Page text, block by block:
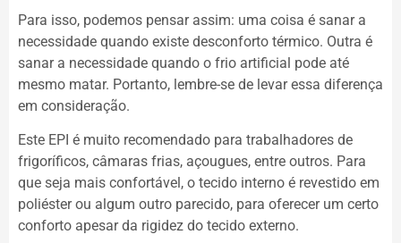
Para isso, podemos pensar assim: uma coisa é sanar a
necessidade quando existe desconforto térmico. Outra é
sanar a necessidade quando o frio artificial pode até
mesmo matar. Portanto, lembre-se de levar essa diferença
em consideração.
Este EPI é muito recomendado para trabalhadores de
frigoríficos, câmaras frias, açougues, entre outros. Para
que seja mais confortável, o tecido interno é revestido em
poliéster ou algum outro parecido, para oferecer um certo
conforto apesar da rigidez do tecido externo.